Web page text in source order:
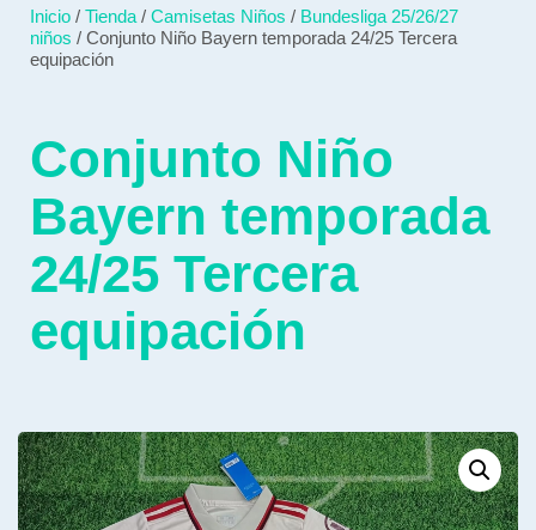
Inicio / Tienda / Camisetas Niños / Bundesliga 25/26/27
niños / Conjunto Niño Bayern temporada 24/25 Tercera
equipación
Conjunto Niño
Bayern temporada
24/25 Tercera
equipación